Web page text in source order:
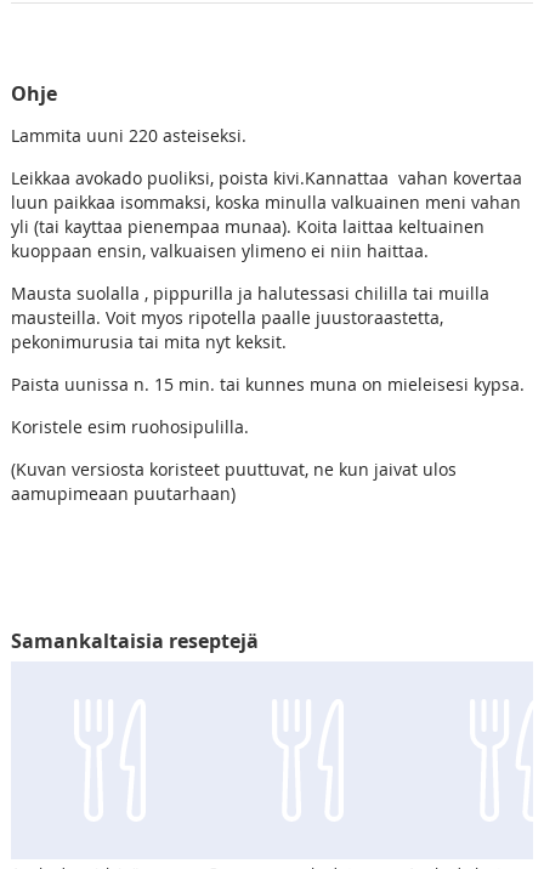
Ohje
Lammita uuni 220 asteiseksi.
Leikkaa avokado puoliksi, poista kivi.Kannattaa vahan kovertaa
luun paikkaa isommaksi, koska minulla valkuainen meni vahan
yli (tai kayttaa pienempaa munaa). Koita laittaa keltuainen
kuoppaan ensin, valkuaisen ylimeno ei niin haittaa.
Mausta suolalla , pippurilla ja halutessasi chililla tai muilla
mausteilla. Voit myos ripotella paalle juustoraastetta,
pekonimurusia tai mita nyt keksit.
Paista uunissa n. 15 min. tai kunnes muna on mieleisesi kypsa.
Koristele esim ruohosipulilla.
(Kuvan versiosta koristeet puuttuvat, ne kun jaivat ulos
aamupimeaan puutarhaan)
Samankaltaisia reseptejä